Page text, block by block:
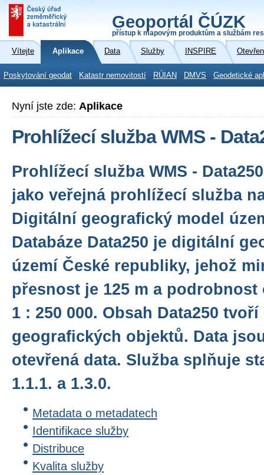
Geoportál ČÚZK
přístup k mapovým produktům a službám
Vítejte Aplikace Data Služby INSPIRE
Poskytování geodat Katastr nemovitostí RÚIAN DMVS Geodetické
Nyní jste zde: Aplikace
Prohlížecí služba WMS -
Prohlížecí služba WMS -
jako veřejná prohlížecí služba
Digitální geografický model
Databáze Data250 je digitální
území České republiky, jehož
přesnost je 125 m a
1 : 250 000. Obsah Data250
geografických objektů. Data
otevřená data. Služba splňuje
1.1.1. a 1.3.0.
Metadata o metadatech
Identifikace služby
Distribuce
Kvalita služby